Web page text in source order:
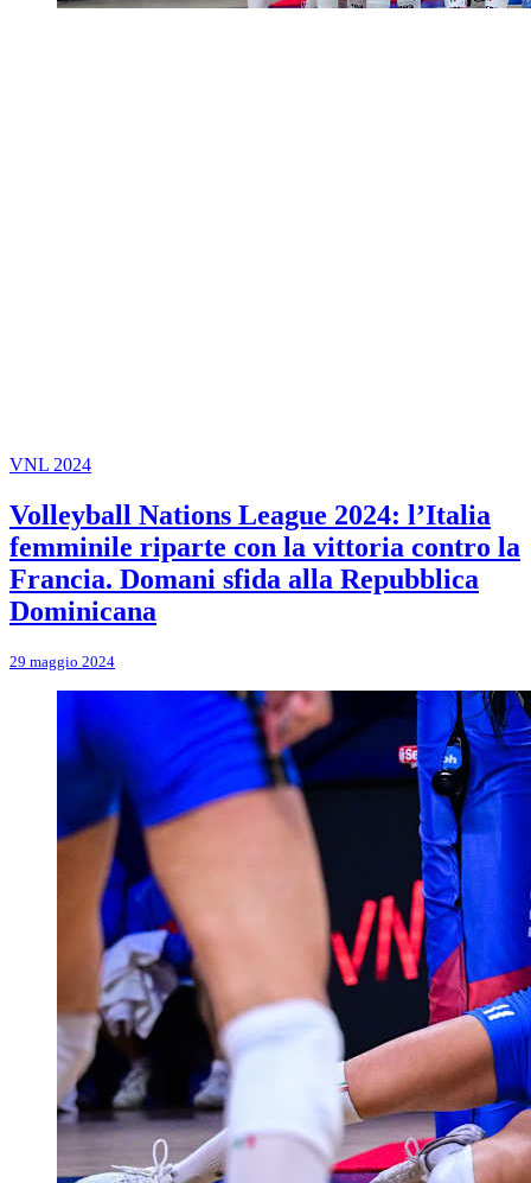
VNL 2024
Volleyball Nations League 2024: l’Italia
femminile riparte con la vittoria contro la
Francia. Domani sfida alla Repubblica
Dominicana
29 maggio 2024